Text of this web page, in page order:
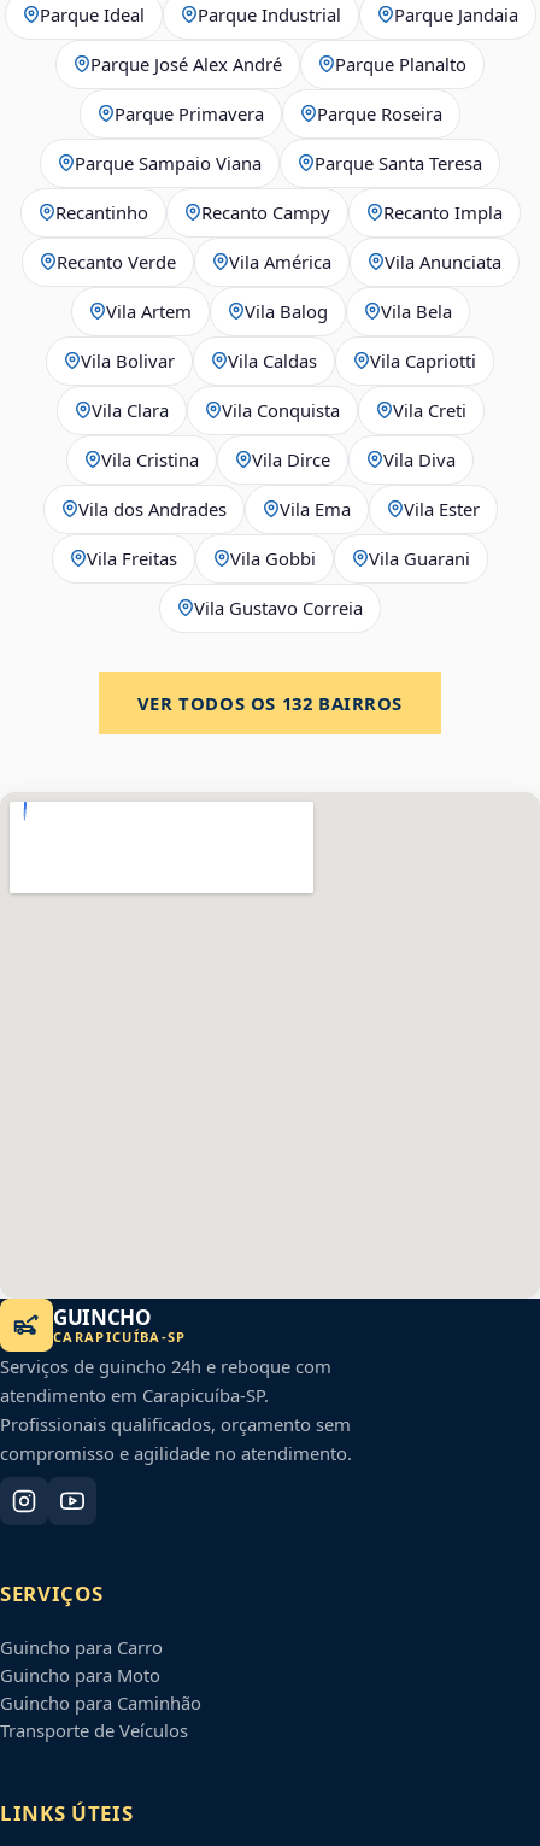
Parque Ideal Parque Industrial Parque Jandaia
Parque José Alex André Parque Planalto
Parque Primavera Parque Roseira
Parque Sampaio Viana Parque Santa Teresa
Recantinho Recanto Campy Recanto Impla
Recanto Verde Vila América Vila Anunciata
Vila Artem Vila Balog Vila Bela
Vila Bolivar Vila Caldas Vila Capriotti
Vila Clara Vila Conquista Vila Creti
Vila Cristina Vila Dirce Vila Diva
Vila dos Andrades Vila Ema Vila Ester
Vila Freitas Vila Gobbi Vila Guarani
Vila Gustavo Correia
VER TODOS OS 132 BAIRROS
GUINCHO
CARAPICUÍBA -SP
Serviços de guincho 24h e reboque com
atendimento em Carapicuíba-SP.
Profissionais qualificados, orçamento sem
compromisso e agilidade no atendimento.
SERVIÇOS
Guincho para Carro
Guincho para Moto
Guincho para Caminhão
Transporte de Veículos
LINKS ÚTEIS